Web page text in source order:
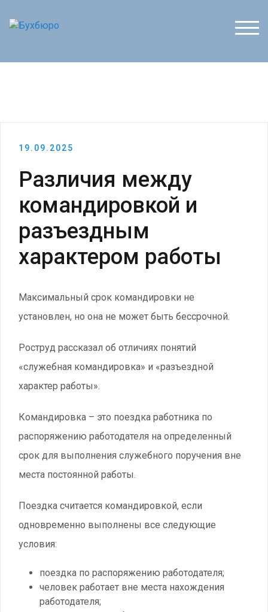
19.09.2025
Различия между
командировкой и
разъездным
характером работы
Максимальный срок командировки не
установлен, но она не может быть бессрочной.
Роструд рассказал об отличиях понятий
«служебная командировка» и «разъездной
характер работы».
Командировка – это поездка работника по
распоряжению работодателя на определенный
срок для выполнения служебного поручения вне
места постоянной работы.
Поездка считается командировкой, если
одновременно выполнены все следующие
условия:
поездка по распоряжению работодателя;
человек работает вне места нахождения
работодателя;